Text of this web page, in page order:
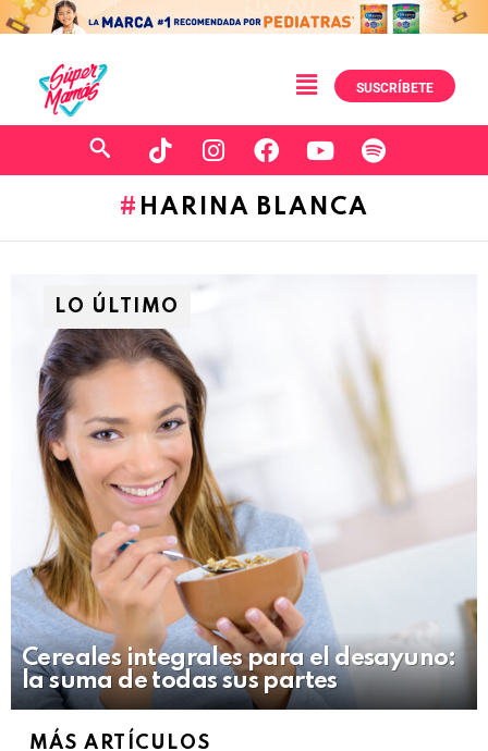
SUSCRÍBETE
HARINA BLANCA
LO ÚLTIMO
Cereales integrales para el desayuno:
la suma de todas sus partes
MÁS ARTÍCULOS